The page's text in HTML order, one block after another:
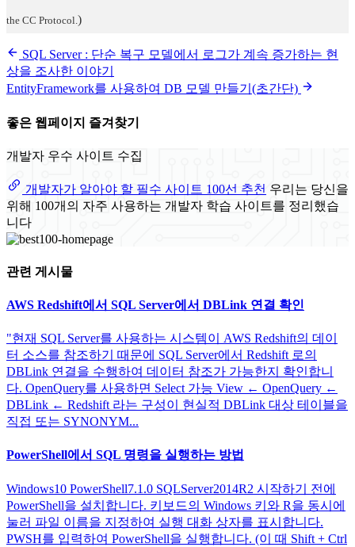
the CC Protocol.)
SQL Server : 단순 복구 모델에서 로그가 계속 증가하는 현
상을 조사한 이야기
EntityFramework를 사용하여 DB 모델 만들기(초간단)
좋은 웹페이지 즐겨찾기
개발자 우수 사이트 수집
개발자가 알아야 할 필수 사이트 100선 추천 우리는 당신을
위해 100개의 자주 사용하는 개발자 학습 사이트를 정리했습
니다
관련 게시물
AWS Redshift에서 SQL Server에서 DBLink 연결 확인
"현재 SQL Server를 사용하는 시스템이 AWS Redshift의 데이
터 소스를 참조하기 때문에 SQL Server에서 Redshift 로의
DBLink 연결을 수행하여 데이터 참조가 가능한지 확인합니
다. OpenQuery를 사용하면 Select 가능 View ← OpenQuery ←
DBLink ← Redshift 라는 구성이 현실적 DBLink 대상 테이블을
직접 또는 SYNONYM...
PowerShell에서 SQL 명령을 실행하는 방법
Windows10 PowerShell7.1.0 SQLServer2014R2 시작하기 전에
PowerShell을 설치합니다. 키보드의 Windows 키와 R을 동시에
눌러 파일 이름을 지정하여 실행 대화 상자를 표시합니다.
PWSH를 입력하여 PowerShell을 실행합니다. (이 때 Shift + Ctrl